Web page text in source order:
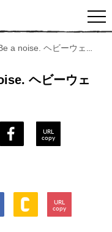
ーウェイトジップパーカー
ヘビーウェ
URL
copy
URL
copy